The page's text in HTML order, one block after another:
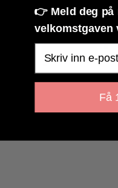
👉 Meld deg på
velkomstgaven
Email
Få